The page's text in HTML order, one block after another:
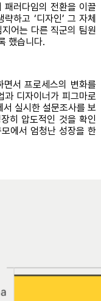
러다임의 전환을 이끌
하고 ‘디자인’ 그 자체
어는 다른 직군의 팀원
했습니다.
서 프로세스의 변화를
디자이너가 피그마로
실시한 설문조사를 보
히 압도적인 것을 확인
에서 엄청난 성장을 한